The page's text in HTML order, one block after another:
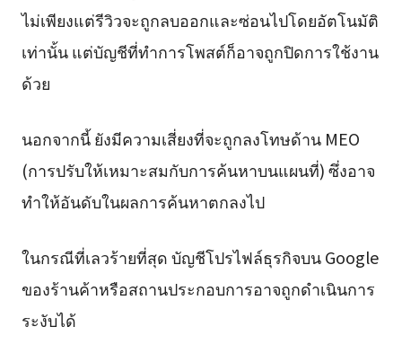
ไม่เพียงแต่รีวิวจะถูกลบออกและซ่อนไปโดยอัตโนมัติ
เท่านั้น แต่บัญชีที่ทำการโพสต์ก็อาจถูกปิดการใช้งาน
ด้วย
นอกจากนี้ ยังมีความเสี่ยงที่จะถูกลงโทษด้าน MEO
(การปรับให้เหมาะสมกับการค้นหาบนแผนที่) ซึ่งอาจ
ทำให้อันดับในผลการค้นหาตกลงไป
ในกรณีที่เลวร้ายที่สุด บัญชีโปรไฟล์ธุรกิจบน Google
ของร้านค้าหรือสถานประกอบการอาจถูกดำเนินการ
ระงับได้